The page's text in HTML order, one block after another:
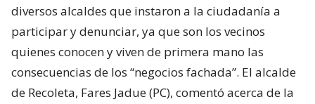
diversos alcaldes que instaron a la ciudadanía a
participar y denunciar, ya que son los vecinos
quienes conocen y viven de primera mano las
consecuencias de los “negocios fachada”. El alcalde
de Recoleta, Fares Jadue (PC), comentó acerca de la